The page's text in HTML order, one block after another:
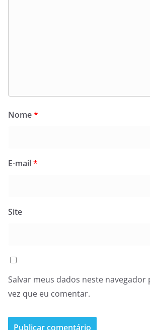
Nome*
E-mail*
Site
Salvar meus dados neste navegador
vez que eu comentar.